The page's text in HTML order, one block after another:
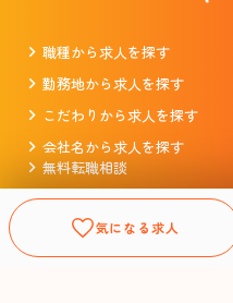
気になる求人
職種から求人を探す
勤務地から求人を探す
こだわりから求人を探す
会社名から求人を探す
無料転職相談
掲載をお考えの企業様
プライバシーポリシー